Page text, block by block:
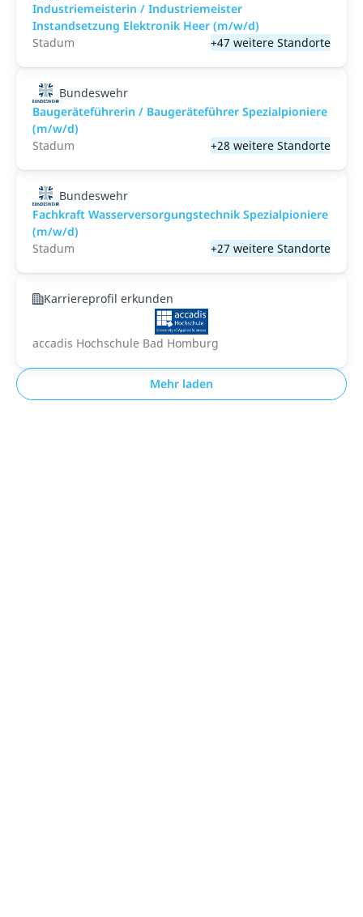
Industriemeisterin / Industriemeister
Instandsetzung Elektronik Heer (m/w/d)
Stadum
+47 weitere Standorte
Bundeswehr
Baugeräteführerin / Baugeräteführer Spezialpioniere
(m/w/d)
Stadum
+28 weitere Standorte
Bundeswehr
Fachkraft Wasserversorgungstechnik Spezialpioniere
(m/w/d)
Stadum
+27 weitere Standorte
Karriereprofil erkunden
accadis Hochschule Bad Homburg
Mehr laden